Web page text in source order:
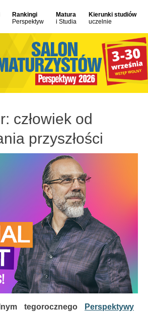
Rankingi
Perspektyw
Matura
i Studia
Kierunki studiów
uczelnie
człowiek od
przyszłości
tegorocznego
Perspektywy